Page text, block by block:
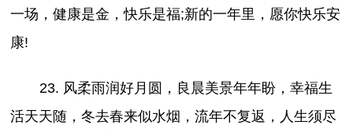
一场，健康是金，快乐是福;新的一年里，愿你快乐安
康!
23. 风柔雨润好月圆，良晨美景年年盼，幸福生
活天天随，冬去春来似水烟，流年不复返，人生须尽